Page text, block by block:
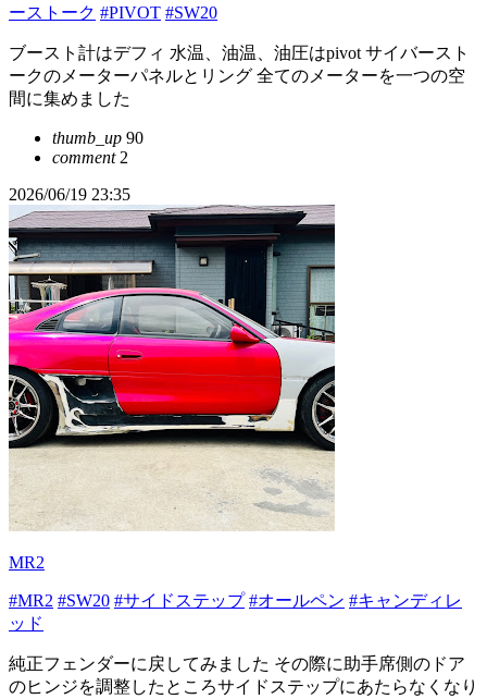
ーストーク #PIVOT #SW20
ブースト計はデフィ 水温、油温、油圧はpivot サイバースト
ークのメーターパネルとリング 全てのメーターを一つの空
間に集めました
thumb_up 90
comment2
2026/06/19 23:35
MR2
#MR2 #SW20 #サイドステップ #オールペン #キャンディレ
ッド
純正フェンダーに戻してみました その際に助手席側のドア
のヒンジを調整したところサイドステップにあたらなくなり